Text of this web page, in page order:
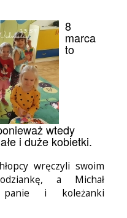
8
marca
to
wtedy
i duże kobietki.
wręczyli swoim
a Michał
panie i koleżanki